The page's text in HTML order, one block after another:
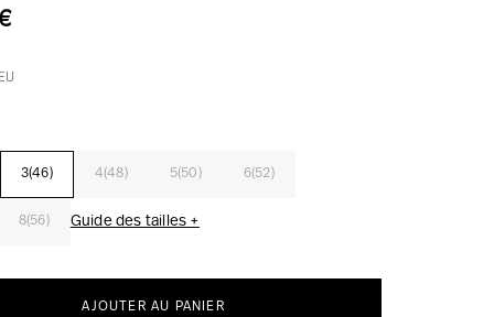
3(46) 4(48) 5(50) 6(52)
8(56) Guide des tailles +
AJOUTER AU PANIER